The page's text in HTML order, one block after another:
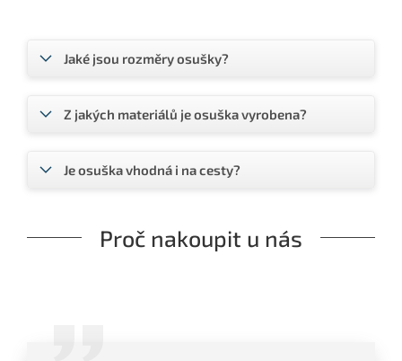
Jaké jsou rozměry osušky?
Z jakých materiálů je osuška vyrobena?
Je osuška vhodná i na cesty?
Proč nakoupit u nás